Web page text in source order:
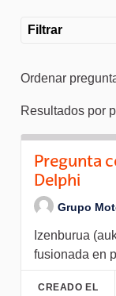
Filtrar
Ordenar
Resultados por
Pregunta
Delphi
Grupo
Izenburua
fusionada en
CREADO EL